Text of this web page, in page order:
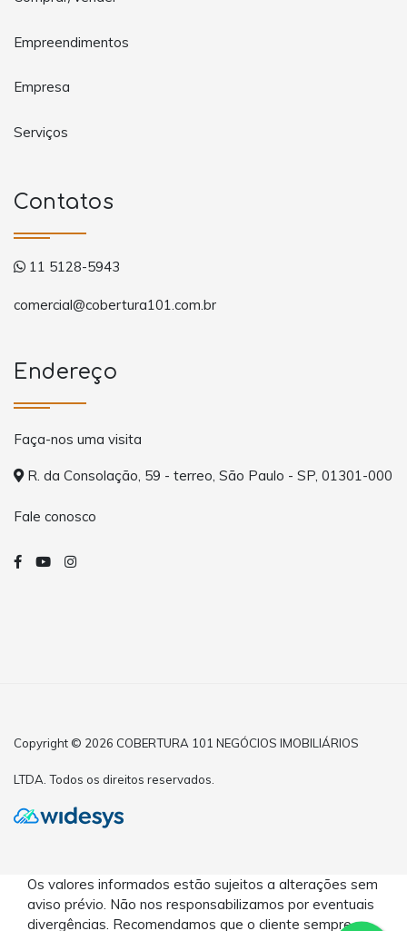
Empreendimentos
Empresa
Serviços
Contatos
11 5128-5943
comercial@cobertura101.com.br
Endereço
Faça-nos uma visita
R. da Consolação, 59 - terreo, São Paulo - SP, 01301-000
Fale conosco
Copyright © 2026 COBERTURA 101 NEGÓCIOS IMOBILIÁRIOS
LTDA. Todos os direitos reservados.
Os valores informados estão sujeitos a alterações sem
aviso prévio. Não nos responsabilizamos por eventuais
divergências. Recomendamos que o cliente sempre